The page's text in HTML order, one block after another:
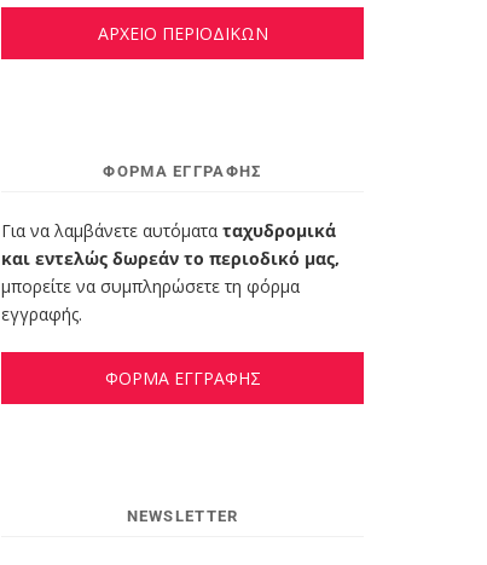
ΑΡΧΕΙΟ ΠΕΡΙΟΔΙΚΩΝ
ΦΌΡΜΑ ΕΓΓΡΑΦΉΣ
Για να λαμβάνετε αυτόματα ταχυδρομικά
και εντελώς δωρεάν το περιοδικό μας,
μπορείτε να συμπληρώσετε τη φόρμα
εγγραφής.
ΦΟΡΜΑ ΕΓΓΡΑΦΗΣ
NEWSLETTER